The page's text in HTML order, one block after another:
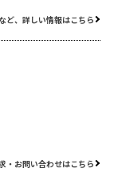
ど、詳しい情報はこちら
・お問い合わせはこちら